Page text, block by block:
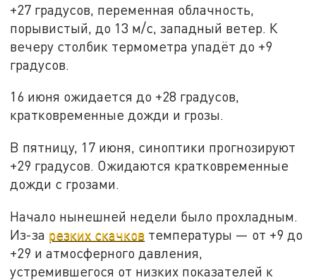
+27 градусов, переменная облачность,
порывистый, до 13 м/с, западный ветер. К
вечеру столбик термометра упадёт до +9
градусов.
16 июня ожидается до +28 градусов,
кратковременные дожди и грозы.
В пятницу, 17 июня, синоптики прогнозируют
+29 градусов. Ожидаются кратковременные
дожди с грозами.
Начало нынешней недели было прохладным.
Из-за резких скачков температуры — от +9 до
+29 и атмосферного давления,
устремившегося от низких показателей к